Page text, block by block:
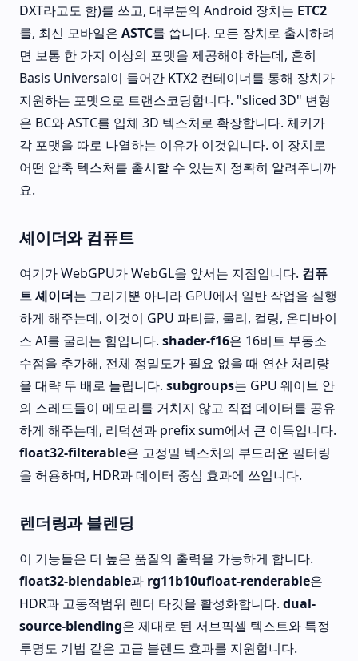
DXT라고도 함)를 쓰고, 대부분의 Android 장치는 ETC2
를, 최신 모바일은 ASTC를 씁니다. 모든 장치로 출시하려
면 보통 한 가지 이상의 포맷을 제공해야 하는데, 흔히
Basis Universal이 들어간 KTX2 컨테이너를 통해 장치가
지원하는 포맷으로 트랜스코딩합니다. "sliced 3D" 변형
은 BC와 ASTC를 입체 3D 텍스처로 확장합니다. 체커가
각 포맷을 따로 나열하는 이유가 이것입니다. 이 장치로
어떤 압축 텍스처를 출시할 수 있는지 정확히 알려주니까
요.
셰이더와 컴퓨트
여기가 WebGPU가 WebGL을 앞서는 지점입니다. 컴퓨
트 셰이더는 그리기뿐 아니라 GPU에서 일반 작업을 실행
하게 해주는데, 이것이 GPU 파티클, 물리, 컬링, 온디바이
스 AI를 굴리는 힘입니다. shader-f16은 16비트 부동소
수점을 추가해, 전체 정밀도가 필요 없을 때 연산 처리량
을 대략 두 배로 늘립니다. subgroups는 GPU 웨이브 안
의 스레드들이 메모리를 거치지 않고 직접 데이터를 공유
하게 해주는데, 리덕션과 prefix sum에서 큰 이득입니다.
float32-filterable은 고정밀 텍스처의 부드러운 필터링
을 허용하며, HDR과 데이터 중심 효과에 쓰입니다.
렌더링과 블렌딩
이 기능들은 더 높은 품질의 출력을 가능하게 합니다.
float32-blendable과 rg11b10ufloat-renderable은
HDR과 고동적범위 렌더 타깃을 활성화합니다. dual-
source-blending은 제대로 된 서브픽셀 텍스트와 특정
투명도 기법 같은 고급 블렌드 효과를 지원합니다.